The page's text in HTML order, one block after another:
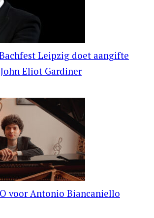
Leipzig doet aangifte
Eliot Gardiner
voor Antonio Biancaniello